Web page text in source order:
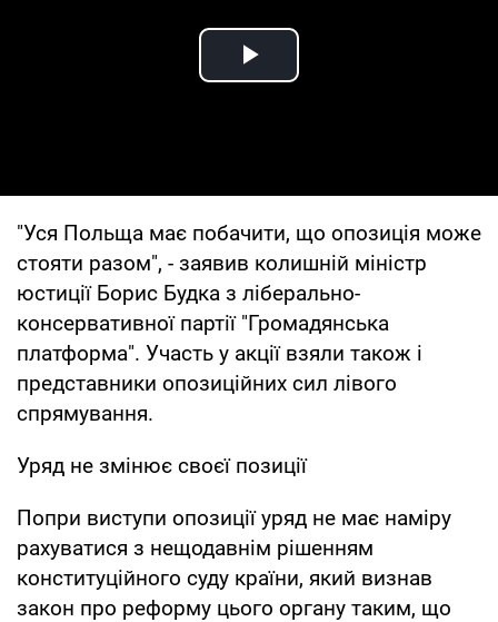
Play Video
"Уся Польща має побачити, що опозиція може
стояти разом", - заявив колишній міністр
юстиції Борис Будка з ліберально-
консервативної партії "Громадянська
платформа". Участь у акції взяли також і
представники опозиційних сил лівого
спрямування.
Уряд не змінює своєї позиції
Попри виступи опозиції уряд не має наміру
рахуватися з нещодавнім рішенням
конституційного суду країни, який визнав
закон про реформу цього органу таким, що